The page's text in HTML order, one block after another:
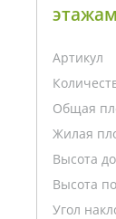
Артикул
Общая
Жилая
Высота
Высота
Угол